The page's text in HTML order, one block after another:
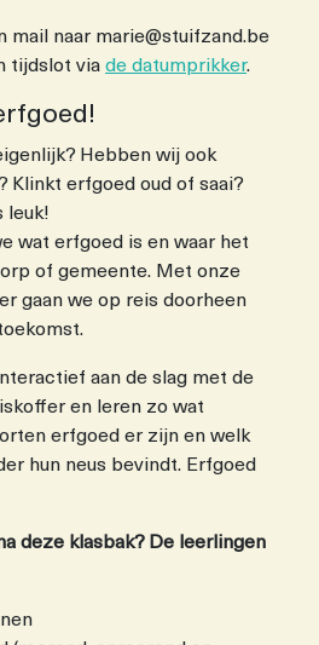
mail naar marie@stuifzand.be
tijdslot via de datumprikker.
Hebben wij ook
Klinkt erfgoed oud of saai?
leuk!
wat erfgoed is en waar het
of gemeente. Met onze
gaan we op reis doorheen
aan de slag met de
en leren zo wat
erfgoed er zijn en welk
hun neus bevindt. Erfgoed
deze klasbak? De leerlingen